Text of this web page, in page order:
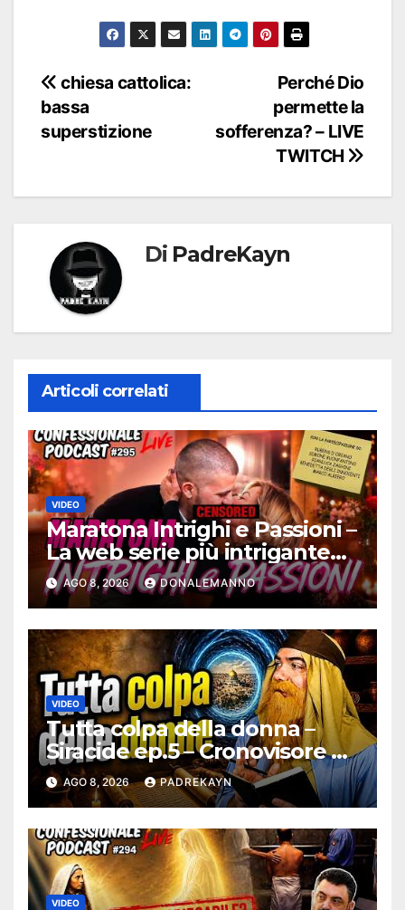
Navigazione
articoli
Perché Dio
permette la
sofferenza? – LIVE
TWITCH
chiesa cattolica:
bassa
superstizione
Di PadreKayn
Articoli correlati
VIDEO
Maratona Intrighi e Passioni –
La web serie più intrigante
d’Italia |
#ConfessionalePodcast 295
AGO 8, 2026 DONALEMANNO
VIDEO
Tutta colpa della donna –
Siracide ep.5 – Cronovisore e
Bibbia
AGO 8, 2026 PADREKAYN
VIDEO